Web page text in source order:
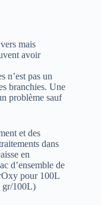
mais
avoir
n’est pas un
branchies. Une
problème sauf
et des
dans
en
d’ensemble de
pour 100L
gr/100L)